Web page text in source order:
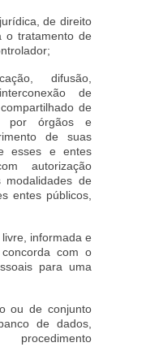
de direito
o tratamento de
difusão,
de
de
por órgãos e
de suas
esses e entes
autorização
de
entes públicos,
informada e
com o
para uma
ou de conjunto
de dados,